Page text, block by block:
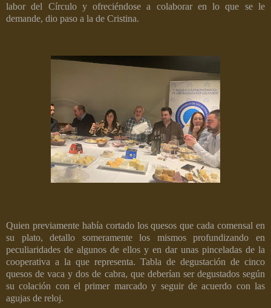
labor del Círculo y ofreciéndose a colaborar en lo que se le
demande, dio paso a la de Cristina.
Quien previamente había cortado los quesos que cada comensal en
su plato, detallo someramente los mismos profundizando en
peculiaridades de algunos de ellos y en dar unas pinceladas de la
cooperativa a la que representa. Tabla de degustación de cinco
quesos de vaca y dos de cabra, que deberían ser degustados según
su colación con el primer marcado y seguir de acuerdo con las
agujas de reloj.